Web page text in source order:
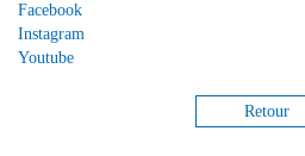
Facebook
Instagram
Youtube
Retour